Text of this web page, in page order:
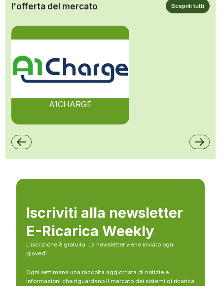
l'offerta del mercato Scoprili tutti
A1CHARGE
Iscriviti alla newsletter
E-Ricarica Weekly
L’iscrizione è gratuita. La newsletter viene inviato ogni
giovedì
Ogni settimana una raccolta aggiornata di notizie e
informazioni che riguardano il mercato dei sistemi di ricarica